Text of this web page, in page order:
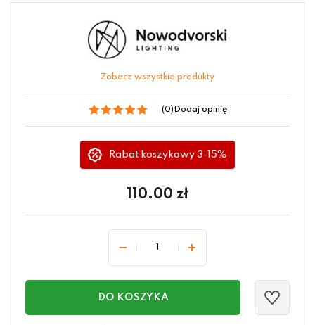
Zobacz wszystkie produkty
(0) Dodaj opinię
Rabat koszykowy 3-15%
110.00 zł
DO KOSZYKA